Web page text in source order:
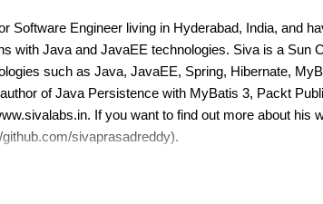
Software Engineer living in Hyderabad, India, and
with Java and JavaEE technologies. Siva is a Sun
such as Java, JavaEE, Spring, Hibernate,
of Java Persistence with MyBatis 3, Packt
If you want to find out more about his
sivaprasadreddy).